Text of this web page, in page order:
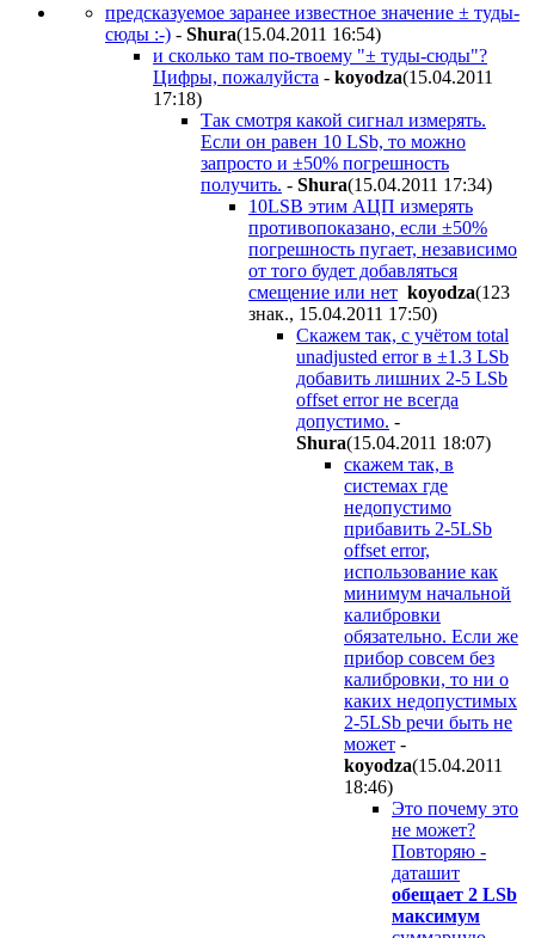
предсказуемое заранее известное значение ± туды-
сюды :-) - Shura(15.04.2011 16:54)
и сколько там по-твоему "± туды-сюды"?
Цифры, пожалуйста - koyodza(15.04.2011
17:18)
Так смотря какой сигнал измерять.
Если он равен 10 LSb, то можно
запросто и ±50% погрешность
получить. - Shura(15.04.2011 17:34)
10LSB этим АЦП измерять
противопоказано, если ±50%
погрешность пугает, независимо
от того будет добавляться
смещение или нет koyodza(123
знак., 15.04.2011 17:50)
Скажем так, с учётом total
unadjusted error в ±1.3 LSb
добавить лишних 2-5 LSb
offset error не всегда
допустимо. -
Shura(15.04.2011 18:07)
скажем так, в
системах где
недопустимо
прибавить 2-5LSb
offset error,
использование как
минимум начальной
калибровки
обязательно. Если же
прибор совсем без
калибровки, то ни о
каких недопустимых
2-5LSb речи быть не
может -
koyodza(15.04.2011
18:46)
Это почему это
не может?
Повторяю -
даташит
обещает 2 LSb
максимум